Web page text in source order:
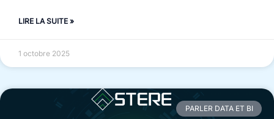
LIRE LA SUITE »
1 octobre 2025
PARLER DATA ET BI